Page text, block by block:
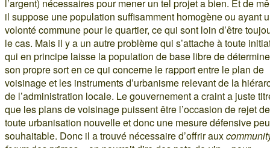
l’argent) nécessaires pour mener un tel projet a bien. Et de
il suppose une population suffisamment homogène ou ayant
volonté commune pour le quartier, ce qui sont loin d’être
le cas. Mais il y a un autre problème qui s’attache à toute
qui en principe laisse la population de base libre de
son propre sort en ce qui concerne le rapport entre le plan de
voisinage et les instruments d’urbanisme relevant de la
de l’administration locale. Le gouvernement a craint a juste
que les plans de voisinage puissent être l’occasion de rejet de
toute urbanisation nouvelle et donc une mesure défensive peu
souhaitable. Donc il a trouvé nécessaire d’offrir aux